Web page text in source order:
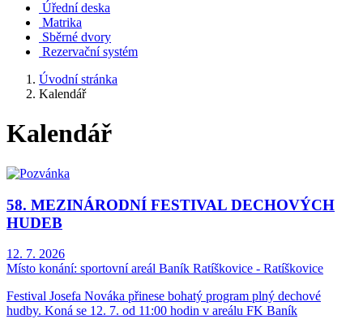
Úřední deska
Matrika
Sběrné dvory
Rezervační systém
Úvodní stránka
Kalendář
Kalendář
58. MEZINÁRODNÍ FESTIVAL DECHOVÝCH
HUDEB
12. 7. 2026
Místo konání: sportovní areál Baník Ratíškovice - Ratíškovice
Festival Josefa Nováka přinese bohatý program plný dechové
hudby. Koná se 12. 7. od 11:00 hodin v areálu FK Baník